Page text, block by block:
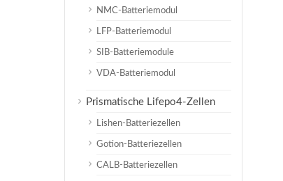
NMC-Batteriemodul
LFP-Batteriemodul
SIB-Batteriemodule
VDA-Batteriemodul
Prismatische Lifepo4-Zellen
Lishen-Batteriezellen
Gotion-Batteriezellen
CALB-Batteriezellen